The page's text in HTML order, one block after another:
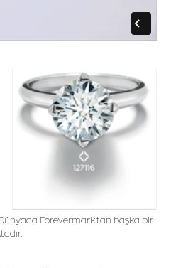
Forevermark'tan başka bir